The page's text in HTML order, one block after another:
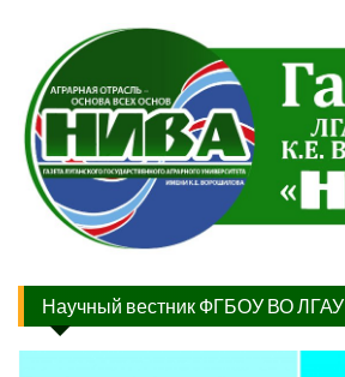
Научный вестник ФГБОУ ВО ЛГАУ